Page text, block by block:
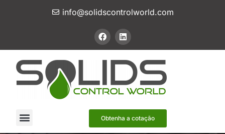
info@solidscontrolworld.com
Obtenha a cotação